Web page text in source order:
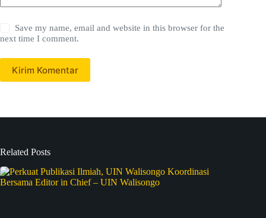
Save my name, email and website in this browser for the
next time I comment.
Kirim Komentar
Related Posts